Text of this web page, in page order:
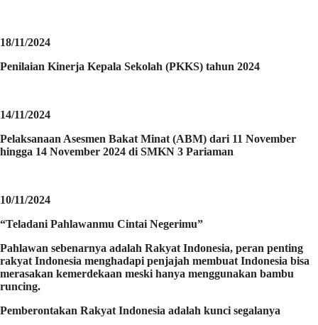
18/11/2024
Penilaian Kinerja Kepala Sekolah (PKKS) tahun 2024
14/11/2024
Pelaksanaan Asesmen Bakat Minat (ABM) dari 11 November
hingga 14 November 2024 di SMKN 3 Pariaman
10/11/2024
“Teladani Pahlawanmu Cintai Negerimu”
Pahlawan sebenarnya adalah Rakyat Indonesia, peran penting
rakyat Indonesia menghadapi penjajah membuat Indonesia bisa
merasakan kemerdekaan meski hanya menggunakan bambu
runcing.
Pemberontakan Rakyat Indonesia adalah kunci segalanya